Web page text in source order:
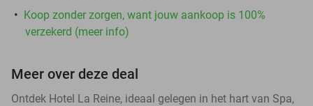
Koop zonder zorgen, want jouw aankoop is 100%
verzekerd (meer info)
Meer over deze deal
Ontdek Hotel La Reine, ideaal gelegen in het hart van Spa,